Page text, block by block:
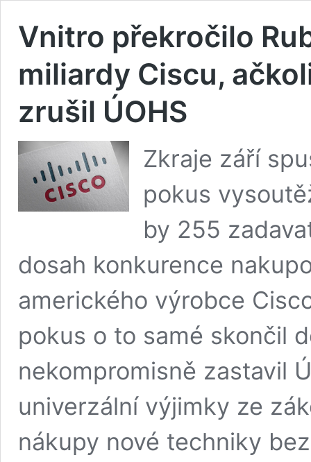
Vnitro překročilo
miliardy Ciscu,
zrušil ÚOHS
Zkraje září
pokus
by 255
dosah konkurence
amerického výrobce
pokus o to samé skončil
nekompromisně zastavil
univerzální výjimky ze
nákupy nové techniky